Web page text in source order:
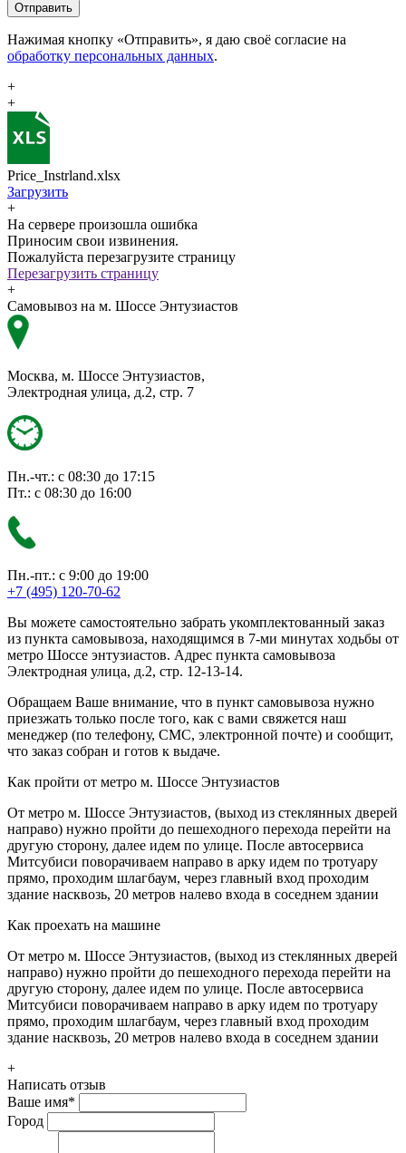
Отправить
Нажимая кнопку «Отправить», я даю своё согласие на
обработку персональных данных.
+
+
Price_Instrland.xlsx
Загрузить
+
На сервере произошла ошибка
Приносим свои извинения.
Пожалуйста перезагрузите страницу
Перезагрузить страницу
+
Самовывоз на м. Шоссе Энтузиастов
Москва, м. Шоссе Энтузиастов,
Электродная улица, д.2, стр. 7
Пн.-чт.: с 08:30 до 17:15
Пт.: с 08:30 до 16:00
Пн.-пт.: с 9:00 до 19:00
+7 (495) 120-70-62
Вы можете самостоятельно забрать укомплектованный заказ
из пункта самовывоза, находящимся в 7-ми минутах ходьбы от
метро Шоссе энтузиастов. Адрес пункта самовывоза
Электродная улица, д.2, стр. 12-13-14.
Обращаем Ваше внимание, что в пункт самовывоза нужно
приезжать только после того, как с вами свяжется наш
менеджер (по телефону, СМС, электронной почте) и сообщит,
что заказ собран и готов к выдаче.
Как пройти от метро м. Шоссе Энтузиастов
От метро м. Шоссе Энтузиастов, (выход из стеклянных дверей
направо) нужно пройти до пешеходного перехода перейти на
другую сторону, далее идем по улице. После автосервиса
Митсубиси поворачиваем направо в арку идем по тротуару
прямо, проходим шлагбаум, через главный вход проходим
здание насквозь, 20 метров налево входа в соседнем здании
Как проехать на машине
От метро м. Шоссе Энтузиастов, (выход из стеклянных дверей
направо) нужно пройти до пешеходного перехода перейти на
другую сторону, далее идем по улице. После автосервиса
Митсубиси поворачиваем направо в арку идем по тротуару
прямо, проходим шлагбаум, через главный вход проходим
здание насквозь, 20 метров налево входа в соседнем здании
+
Написать отзыв
Ваше имя*
Город